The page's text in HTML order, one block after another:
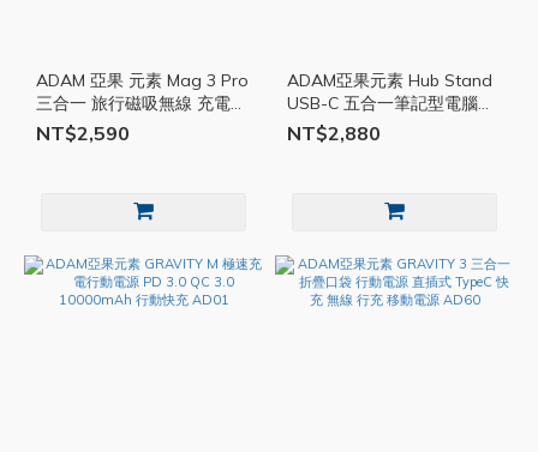
ADAM 亞果 元素 Mag 3 Pro
三合一 旅行磁吸無線 充電座
MagSafe 蘋果手錶 耳機 充
電架 AD72
NT$2,590
ADAM亞果元素 Hub Stand
USB-C 五合一筆記型電腦支
架集線器 筆電 支架 集線器
AD36
NT$2,880